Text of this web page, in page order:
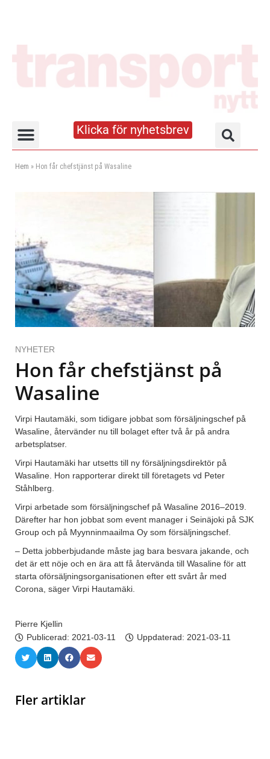
Klicka för nyhetsbrev
Hem » Hon får chefstjänst på Wasaline
NYHETER
Hon får chefstjänst på
Wasaline
Virpi Hautamäki, som tidigare jobbat som försäljningschef på
Wasaline, återvänder nu till bolaget efter två år på andra
arbetsplatser.
Virpi Hautamäki har utsetts till ny försäljningsdirektör på
Wasaline. Hon rapporterar direkt till företagets vd Peter
Ståhlberg.
Virpi arbetade som försäljningschef på Wasaline 2016–2019.
Därefter har hon jobbat som event manager i Seinäjoki på SJK
Group och på Myynninmaailma Oy som försäljningschef.
– Detta jobberbjudande måste jag bara besvara jakande, och
det är ett nöje och en ära att få återvända till Wasaline för att
starta oförsäljningsorganisationen efter ett svårt år med
Corona, säger Virpi Hautamäki.
Pierre Kjellin
Publicerad: 2021-03-11 Uppdaterad: 2021-03-11
Fler artiklar